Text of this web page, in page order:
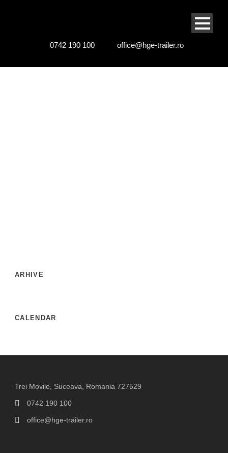
0742 190 100 office@hge-trailer.ro
ARHIVE
CALENDAR
Trei Movile, Suceava, Romania 727529
0742 190 100
office@hge-trailer.ro